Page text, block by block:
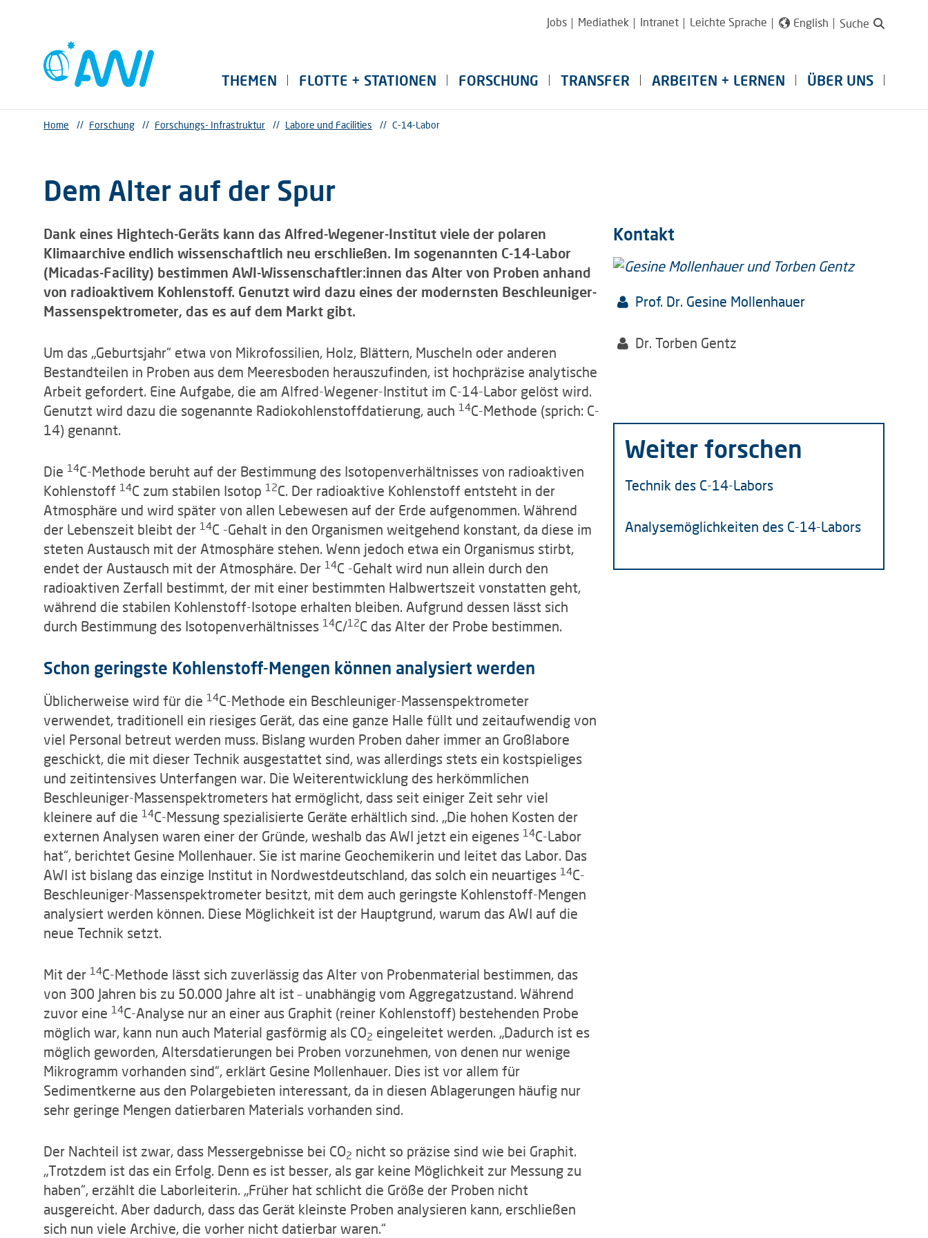
Jobs Mediathek Intranet Leichte Sprache English Suche
THEMEN FLOTTE + STATIONEN FORSCHUNG TRANSFER ARBEITEN + LERNEN ÜBER UNS
Home // Forschung // Forschungs- Infrastruktur // Labore und Facilities // C-14-Labor
Dem Alter auf der Spur
Dank eines Hightech-Geräts kann das Alfred-Wegener-Institut viele der polaren
Klimaarchive endlich wissenschaftlich neu erschließen. Im sogenannten C-14-Labor
(Micadas-Facility) bestimmen AWI-Wissenschaftler:innen das Alter von Proben anhand
von radioaktivem Kohlenstoff. Genutzt wird dazu eines der modernsten Beschleuniger-
Massenspektrometer, das es auf dem Markt gibt.
Um das „Geburtsjahr“ etwa von Mikrofossilien, Holz, Blättern, Muscheln oder anderen
Bestandteilen in Proben aus dem Meeresboden herauszufinden, ist hochpräzise analytische
Arbeit gefordert. Eine Aufgabe, die am Alfred-Wegener-Institut im C-14-Labor gelöst wird.
Genutzt wird dazu die sogenannte Radiokohlenstoffdatierung, auch 14C-Methode (sprich: C-
14) genannt.
Die 14C-Methode beruht auf der Bestimmung des Isotopenverhältnisses von radioaktiven
Kohlenstoff 14C zum stabilen Isotop 12C. Der radioaktive Kohlenstoff entsteht in der
Atmosphäre und wird später von allen Lebewesen auf der Erde aufgenommen. Während
der Lebenszeit bleibt der 14C -Gehalt in den Organismen weitgehend konstant, da diese im
steten Austausch mit der Atmosphäre stehen. Wenn jedoch etwa ein Organismus stirbt,
endet der Austausch mit der Atmosphäre. Der 14C -Gehalt wird nun allein durch den
radioaktiven Zerfall bestimmt, der mit einer bestimmten Halbwertszeit vonstatten geht,
während die stabilen Kohlenstoff-Isotope erhalten bleiben. Aufgrund dessen lässt sich
durch Bestimmung des Isotopenverhältnisses 14C/12C das Alter der Probe bestimmen.
Schon geringste Kohlenstoff-Mengen können analysiert werden
Üblicherweise wird für die 14C-Methode ein Beschleuniger-Massenspektrometer
verwendet, traditionell ein riesiges Gerät, das eine ganze Halle füllt und zeitaufwendig von
viel Personal betreut werden muss. Bislang wurden Proben daher immer an Großlabore
geschickt, die mit dieser Technik ausgestattet sind, was allerdings stets ein kostspieliges
und zeitintensives Unterfangen war. Die Weiterentwicklung des herkömmlichen
Beschleuniger-Massenspektrometers hat ermöglicht, dass seit einiger Zeit sehr viel
kleinere auf die 14C-Messung spezialisierte Geräte erhältlich sind. „Die hohen Kosten der
externen Analysen waren einer der Gründe, weshalb das AWI jetzt ein eigenes 14C-Labor
hat“, berichtet Gesine Mollenhauer. Sie ist marine Geochemikerin und leitet das Labor. Das
AWI ist bislang das einzige Institut in Nordwestdeutschland, das solch ein neuartiges 14C-
Beschleuniger-Massenspektrometer besitzt, mit dem auch geringste Kohlenstoff-Mengen
analysiert werden können. Diese Möglichkeit ist der Hauptgrund, warum das AWI auf die
neue Technik setzt.
Mit der 14C-Methode lässt sich zuverlässig das Alter von Probenmaterial bestimmen, das
von 300 Jahren bis zu 50.000 Jahre alt ist – unabhängig vom Aggregatzustand. Während
zuvor eine 14C-Analyse nur an einer aus Graphit (reiner Kohlenstoff) bestehenden Probe
möglich war, kann nun auch Material gasförmig als CO2 eingeleitet werden. „Dadurch ist es
möglich geworden, Altersdatierungen bei Proben vorzunehmen, von denen nur wenige
Mikrogramm vorhanden sind“, erklärt Gesine Mollenhauer. Dies ist vor allem für
Sedimentkerne aus den Polargebieten interessant, da in diesen Ablagerungen häufig nur
sehr geringe Mengen datierbaren Materials vorhanden sind.
Der Nachteil ist zwar, dass Messergebnisse bei CO2 nicht so präzise sind wie bei Graphit.
„Trotzdem ist das ein Erfolg. Denn es ist besser, als gar keine Möglichkeit zur Messung zu
haben“, erzählt die Laborleiterin. „Früher hat schlicht die Größe der Proben nicht
ausgereicht. Aber dadurch, dass das Gerät kleinste Proben analysieren kann, erschließen
sich nun viele Archive, die vorher nicht datierbar waren.“
Kontakt
Prof. Dr. Gesine Mollenhauer
Dr. Torben Gentz
Weiter forschen
Technik des C-14-Labors
Analysemöglichkeiten des C-14-Labors